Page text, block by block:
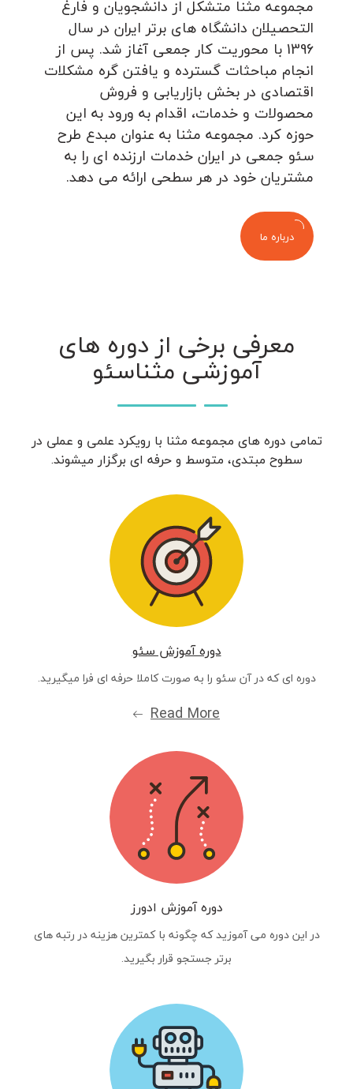
مجموعه مثنا متشکل از دانشجویان و فارغ
التحصیلان دانشگاه های برتر ایران در سال
1396 با محوریت کار جمعی آغاز شد. پس از
انجام مباحثات گسترده و یافتن گره مشکلات
اقتصادی در بخش بازاریابی و فروش
محصولات و خدمات، اقدام به ورود به این
حوزه کرد. مجموعه مثنا به عنوان مبدع طرح
سئو جمعی در ایران خدمات ارزنده ای را به
مشتریان خود در هر سطحی ارائه می دهد.
درباره ما
معرفی برخی از دوره های
آموزشی مثناسئو
تمامی دوره های مجموعه مثنا با رویکرد علمی و عملی در
سطوح مبتدی، متوسط و حرفه ای برگزار میشوند.
دوره آموزش سئو
دوره ای که در آن سئو را به صورت کاملا حرفه ای فرا میگیرید.
Read More
دوره آموزش ادورز
در این دوره می آموزید که چگونه با کمترین هزینه در رتبه های
برتر جستجو قرار بگیرید.